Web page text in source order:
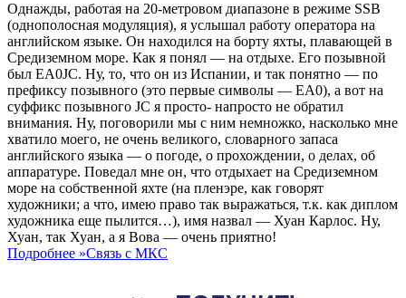
Однажды, работая на 20-метровом диапазоне в режиме SSB
(однополосная модуляция), я услышал работу оператора на
английском языке. Он находился на борту яхты, плавающей в
Средиземном море. Как я понял — на отдыхе. Его позывной
был EA0JC. Ну, то, что он из Испании, и так понятно — по
префиксу позывного (это первые символы — ЕА0), а вот на
суффикс позывного JC я просто- напросто не обратил
внимания. Ну, поговорили мы с ним немножко, насколько мне
хватило моего, не очень великого, словарного запаса
английского языка — о погоде, о прохождении, о делах, об
аппаратуре. Поведал мне он, что отдыхает на Средиземном
море на собственной яхте (на пленэре, как говорят
художники; а что, имею право так выражаться, т.к. как диплом
художника еще пылится…), имя назвал — Хуан Карлос. Ну,
Хуан, так Хуан, а я Вова — очень приятно!
Подробнее »Связь с МКС